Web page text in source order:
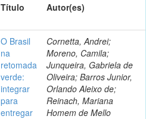
Título Autor(es)
O Brasil
na
retomada
verde:
integrar
para
entregar
Cornetta, Andrei;
Moreno, Camila;
Junqueira, Gabriela de
Oliveira; Barros Junior,
Orlando Aleixo de;
Reinach, Mariana
Homem de Mello